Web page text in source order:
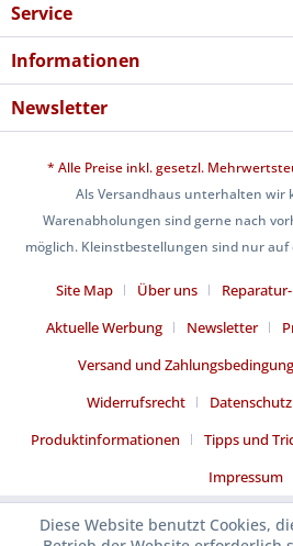
Service
Informationen
Newsletter
* Alle Preise inkl. gesetzl.
Als Versandhaus unterhalten wir
Warenabholungen sind gerne nach
möglich. Kleinstbestellungen sind nur
Site Map Über uns
Aktuelle Werbung
Newsletter
Versand und
Widerrufsrecht
Datenschutz
Produktinformationen
Tipps und
Impressum
Diese Website benutzt Cookies,